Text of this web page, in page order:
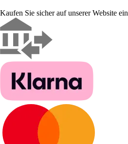
Kaufen Sie sicher auf unserer Website ein